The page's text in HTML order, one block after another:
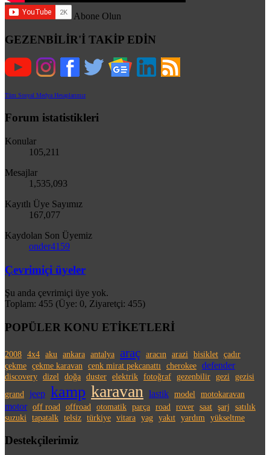
Abone Olun
GEZENBİLİR'İ TAKİP EDİN
Tüm Sosyal Medya Hesaplarımız
Forum istatistikleri
Konular
105,211
Mesajlar
1,535,093
Kayıtlı Üye Sayımız
167,077
Kaydolan Son Üyemiz
onder4159
Çevrimiçi üyeler
Şu anda çevrimiçi üye yok.
Toplam: 455 (Üye: 0, Ziyaretçi: 455)
POPÜLER KONU ETİKETLERİ
2008 4x4 aku ankara antalya araç aracın arazi bisiklet çadır
çekme çekme karavan cenk mirat pekcanattı cherokee defender
discovery dizel doğa duster elektrik fotoğraf gezenbilir gezi
gezisi
grand
jeep kamp karavan lastik model motokaravan
motor off road offroad otomatik parça road rover saat şarj
satılık
suzuki
tapatalk telsiz türkiye vitara yag yakıt yardım yükseltme
Destekçilerimiz